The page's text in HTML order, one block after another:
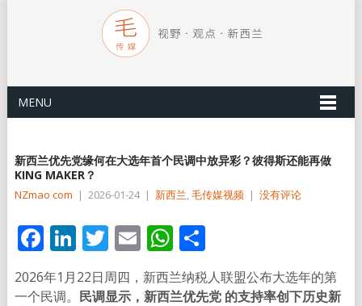
MENU
新西兰优先党缘何在大选年首个民调中放异彩？彼得斯还能再做
KING MAKER？
NZmao com | 2026-01-24 | 新西兰,毛传媒视频 | 没有评论
Facebook
LinkedIn
Twitter
EmailWhatsApp
分
享
2026年1月22日周四，新西兰纳税人联盟公布大选年的第
一个民调。 民调显示，新西兰优先党 的支持率创下历史新